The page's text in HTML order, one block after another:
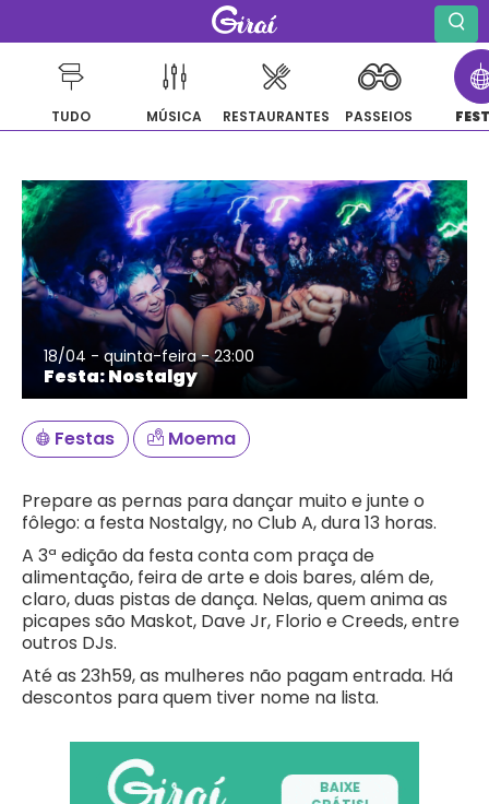
para
o
conteúdo
TUDO MÚSICA RESTAURANTES PASSEIOS
18/04 - quinta-feira - 23:00
Festa: Nostalgy
Festas Moema
Prepare as pernas para dançar muito e junte o
fôlego: a festa Nostalgy, no Club A, dura 13 horas.
A 3ª edição da festa conta com praça de
alimentação, feira de arte e dois bares, além de,
claro, duas pistas de dança. Nelas, quem anima as
picapes são Maskot, Dave Jr, Florio e Creeds, entre
outros DJs.
Até as 23h59, as mulheres não pagam entrada. Há
descontos para quem tiver nome na lista.